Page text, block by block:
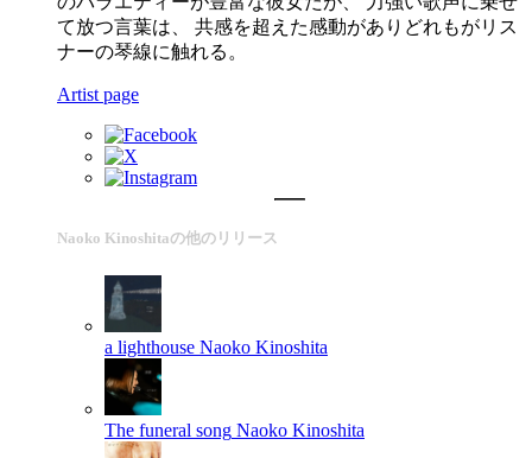
て放つ言葉は、 共感を超えた感動がありどれもがリス
ナーの琴線に触れる。
Artist page
Naoko Kinoshitaの他のリリース
a lighthouse Naoko Kinoshita
The funeral song Naoko Kinoshita